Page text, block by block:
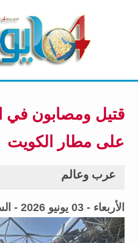
قتيل ومصابون في
على مطار الكويت
عرب وعالم
الأربعاء - 03 يونيو 2026 - الساعة 02:34 م